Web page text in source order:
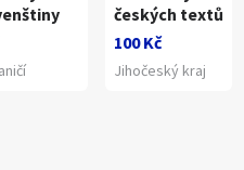
českých textů
100 Kč
Jihočeský kraj